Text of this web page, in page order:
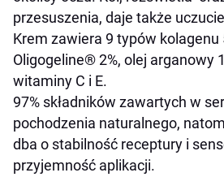
przesuszenia, daje także
Krem zawiera 9 typów kolagenu
Oligogeline®2%, olej arganowy
witaminy C i E.
97% składników zawartych w
pochodzenia naturalnego,
dba o stabilność receptury i
przyjemność aplikacji.